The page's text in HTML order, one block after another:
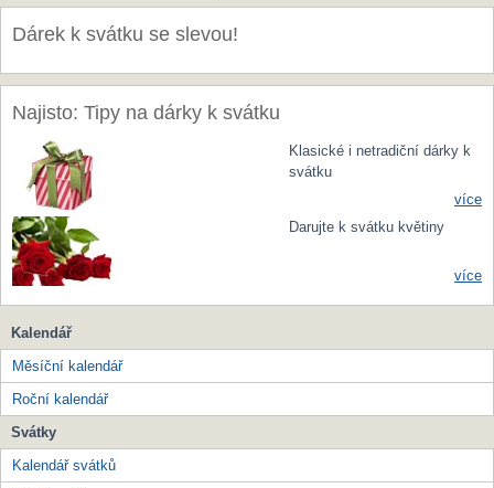
Dárek k svátku se slevou!
Najisto: Tipy na dárky k svátku
Klasické i netradiční dárky k
svátku
více
Darujte k svátku květiny
více
Kalendář
Měsíční kalendář
Roční kalendář
Svátky
Kalendář svátků